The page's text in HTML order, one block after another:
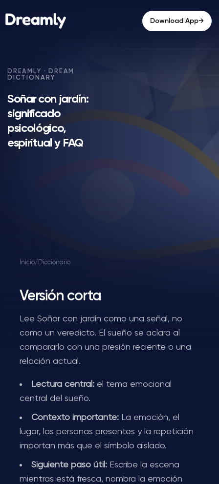
Download App→
Soñar con jardín:
significado
psicológico,
espiritual y FAQ
Inicio/ Diccionario
Versión corta
Lee Soñar con jardín como una señal, no
como un veredicto. El sueño se aclara al
compararlo con una presión reciente o una
relación actual.
Lectura central: el tema emocional
central del sueño.
Contexto importante: La emoción, el
lugar, las personas presentes y la repetición
importan más que el símbolo aislado.
Siguiente paso útil: Escribe la escena
mientras está fresca, nombra la emoción